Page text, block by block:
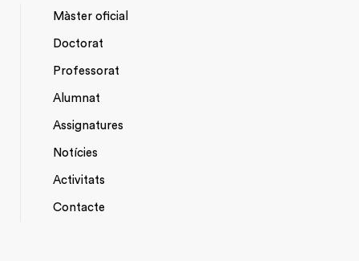
PRINCIPAL
Màster oficial
Doctorat
Professorat
Alumnat
Assignatures
MENU
Notícies
Activitats
Contacte